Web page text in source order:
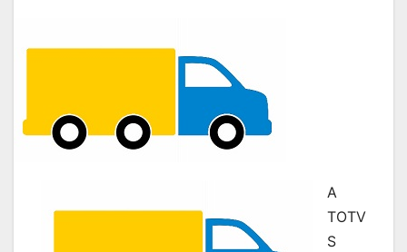
A
TOTV
S